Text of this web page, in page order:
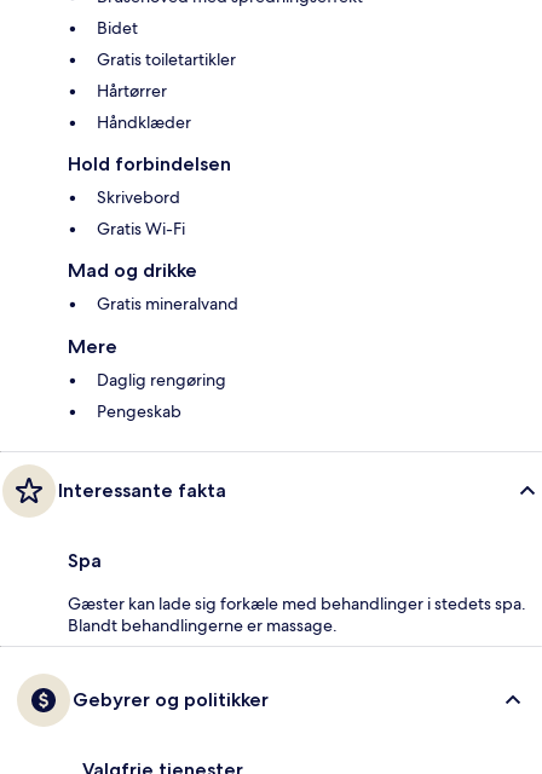
Bidet
Gratis toiletartikler
Hårtørrer
Håndklæder
Hold forbindelsen
Skrivebord
Gratis Wi-Fi
Mad og drikke
Gratis mineralvand
Mere
Daglig rengøring
Pengeskab
Interessante fakta
Spa
Gæster kan lade sig forkæle med behandlinger i stedets spa.
Blandt behandlingerne er massage.
Gebyrer og politikker